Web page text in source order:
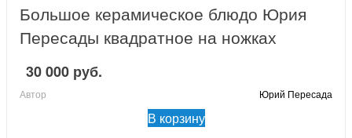
Большое керамическое блюдо Юрия
Пересады квадратное на ножках
30 000 руб.
Автор Юрий Пересада
В корзину